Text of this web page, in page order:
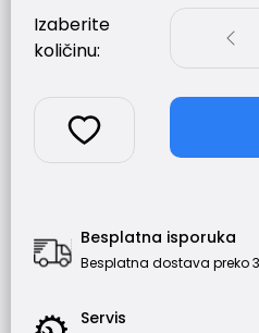
Izaberite
količinu:
Besplatna isporuka
Besplatna dostava preko
Servis